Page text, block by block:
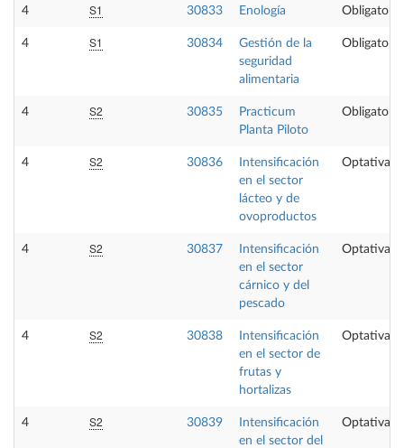
4 S1 30833 Enología Obligatoria
4 S1 30834
Gestión de la
seguridad
alimentaria
Obligatoria
4 S2 30835
Practicum
Planta Piloto
Obligatoria
4 S2 30836
Intensificación
en el sector
lácteo y de
ovoproductos
Optativa
4 S2 30837
Intensificación
en el sector
cárnico y del
pescado
Optativa
4 S2 30838
Intensificación
en el sector de
frutas y
hortalizas
Optativa
4 S2 30839
Intensificación
en el sector del
Optativa